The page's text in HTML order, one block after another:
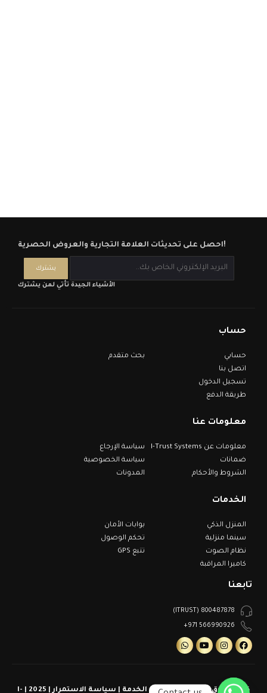
احصل على تحديثات العلامة التجارية والعروض الحصرية!
الأشياء الجيدة تأتي لمن يشترك
حساب
حسابي
اتصل بنا
تسجيل الدخول
طريقة الدفع
بحث متقدم
معلومات عنا
معلومات عن I-Trust Systems
ضمانات
الشروط والأحكام
سياسة الإرجاع
سياسة الخصوصية
المدونات
الخدمات
المنزل الذكي
سينما منزلية
نظام الصوت
كاميرا المراقبة
بوابات الأمان
تحكم الوصول
تتبع GPS
تابعنا
800487878 (ITRUST)
566990926 971+
كل الحقوق محفوظة | شروط الخدمة | سياسة الاستمرار | 2025 | I-